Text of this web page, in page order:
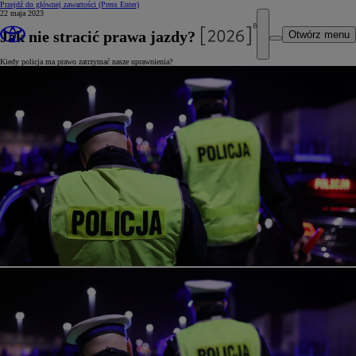
Przejdź do głównej zawartości (Press Enter)
Otwórz menu
22 maja 2023
Jak nie stracić prawa jazdy?
Kiedy policja ma prawo zatrzymać nasze uprawnienia?